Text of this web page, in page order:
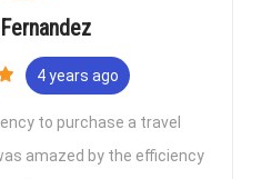
4 years ago
to purchase a travel
amazed by the efficiency